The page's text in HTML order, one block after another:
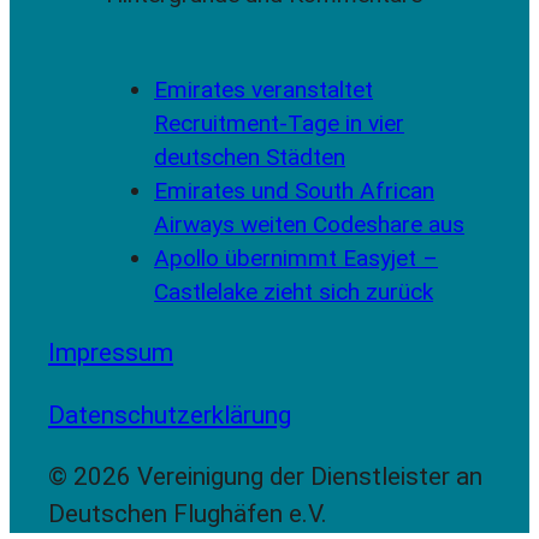
Emirates veranstaltet
Recruitment-Tage in vier
deutschen Städten
Emirates und South African
Airways weiten Codeshare aus
Apollo übernimmt Easyjet –
Castlelake zieht sich zurück
Impressum
Datenschutzerklärung
© 2026 Vereinigung der Dienstleister an
Deutschen Flughäfen e.V.